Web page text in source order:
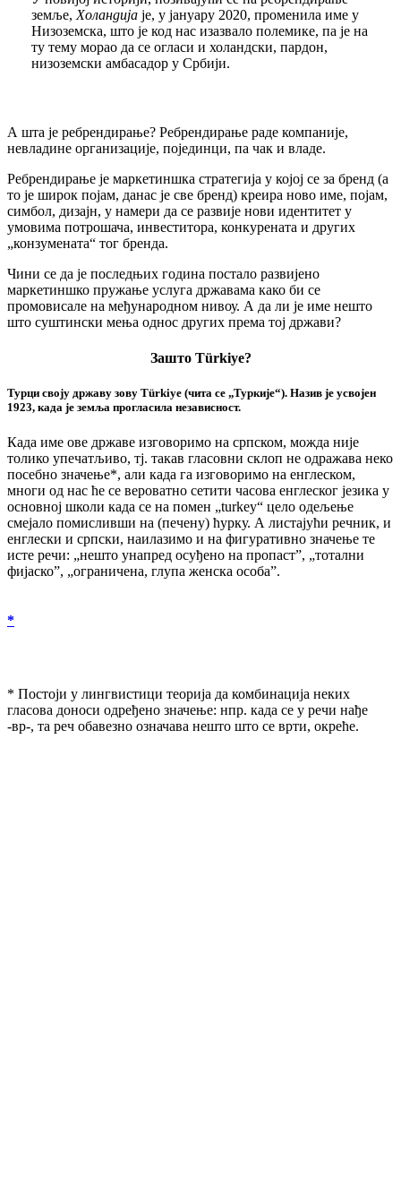
земље,Холандијаје, у јануару 2020, променила име у
Низоземска, што је код нас изазвало полемике, па је на
ту тему морао да се огласи и холандски, пардон,
низоземски амбасадор у Србији.
А шта је ребрендирање? Ребрендирање раде компаније,
невладине организације, појединци, па чак и владе.
Ребрендирање је маркетиншка стратегија у којој се за бренд (а
то је широк појам, данас је све бренд) креира ново име, појам,
симбол, дизајн, у намери да се развије нови идентитет у
умовима потрошача, инвеститора, конкурената и других
„конзумената“ тог бренда.
Чини се да је последњих година постало развијено
маркетиншко пружање услуга државама како би се
промовисале на међународном нивоу. А да ли је име нешто
што суштински мења однос других према тој држави?
Зашто Türkiye?
Турци своју државу зову Türkiye (чита се „Туркије“). Назив је усвојен
1923, када је земља прогласила независност.
Када име ове државе изговоримо на српском, можда није
толико упечатљиво, тј. такав гласовни склоп не одражава неко
посебно значење*, али када га изговоримо на енглеском,
многи од нас ће се вероватно сетити часова енглеског језика у
основној школи када се на помен „turkey“ цело одељење
смејало помисливши на (печену) ћурку. А листајући речник, и
енглески и српски, наилазимо и на фигуративно значење те
исте речи: „нешто унапред осуђено на пропаст”, „тотални
фијаско”, „ограничена, глупа женска особа”.
*
* Постоји у лингвистици теорија да комбинација неких
гласова доноси одређено значење: нпр. када се у речи нађе
-вр-, та реч обавезно означава нешто што се врти, окреће.